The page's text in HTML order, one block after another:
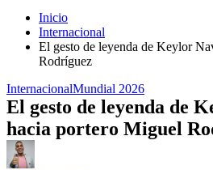
Inicio
Internacional
El gesto de leyenda de Keylor
Rodríguez
InternacionalMundial 2026
El gesto de leyenda de
hacia portero Miguel